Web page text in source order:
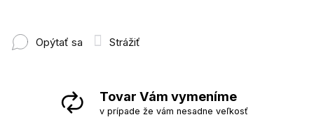
Opýtať sa Strážiť
Tovar Vám vymeníme
v prípade že vám nesadne veľkosť